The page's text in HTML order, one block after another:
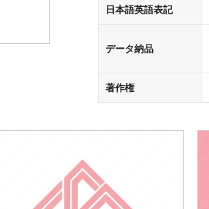
日本語英語表記
データ納品
著作権